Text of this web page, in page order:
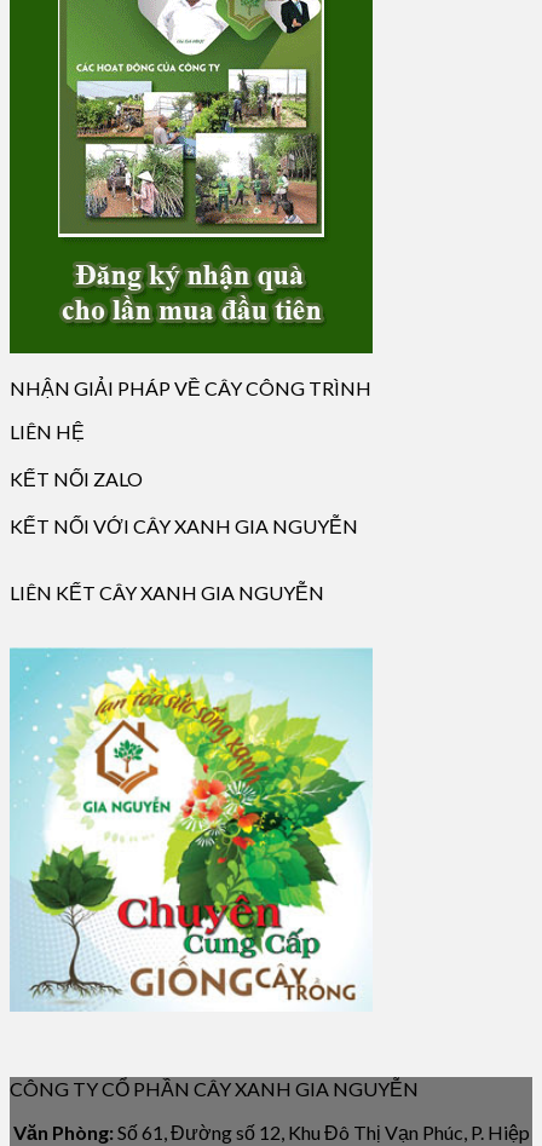
NHẬN GIẢI PHÁP VỀ CÂY CÔNG TRÌNH
LIÊN HỆ
KẾT NỐI ZALO
KẾT NỐI VỚI CÂY XANH GIA NGUYỄN
LIÊN KẾT CÂY XANH GIA NGUYỄN
CÔNG TY CỔ PHẦN CÂY XANH GIA NGUYỄN
Văn Phòng: Số 61, Đường số 12, Khu Đô Thị Vạn Phúc, P. Hiệp